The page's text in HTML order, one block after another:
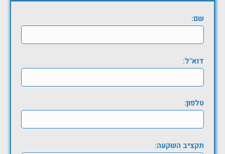
שם:
דוא"ל:
טלפון:
תקציב השקעה: